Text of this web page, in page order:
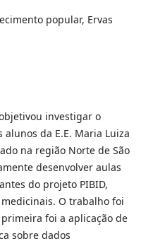
popular, Ervas
investigar o
da E.E. Maria Luiza
na região Norte de São
desenvolver aulas
do projeto PIBID,
O trabalho foi
foi a aplicação de
sobre dados